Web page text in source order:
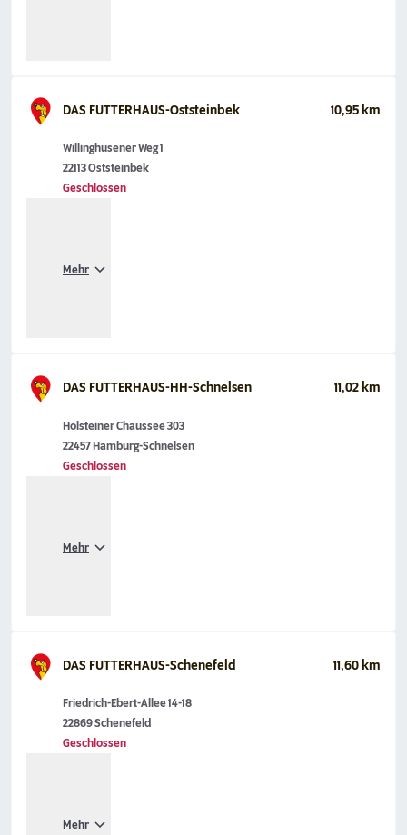
DAS FUTTERHAUS-Oststeinbek 10,95 km
Willinghusener Weg 1
22113 Oststeinbek
Geschlossen
Mehr
DAS FUTTERHAUS-HH-Schnelsen 11,02 km
Holsteiner Chaussee 303
22457 Hamburg-Schnelsen
Geschlossen
Mehr
DAS FUTTERHAUS-Schenefeld 11,60 km
Friedrich-Ebert-Allee 14-18
22869 Schenefeld
Geschlossen
Mehr